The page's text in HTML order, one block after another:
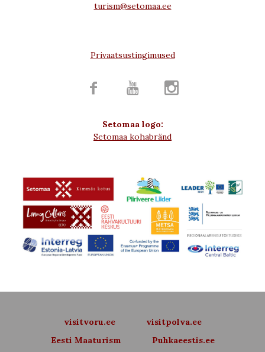
turism@setomaa.ee
Privaatsustingimused
  
Setomaa logo:
Setomaa kohabränd
visitvoru.ee
visitpolva.ee
Eesti Maaturism
Puhkaeestis.ee